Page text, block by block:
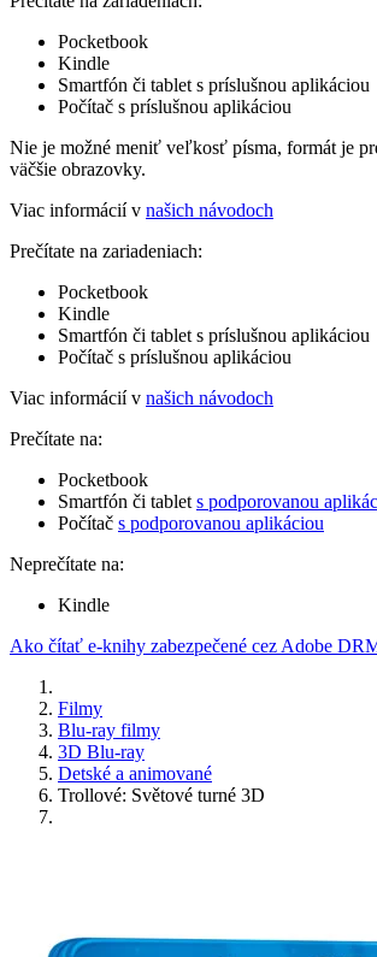
Pocketbook
Kindle
Smartfón či tablet s príslušnou aplikáciou
Počítač s príslušnou aplikáciou
Nie je možné meniť veľkosť písma, formát je
väčšie obrazovky.
Viac informácií v našich návodoch
Prečítate na zariadeniach:
Pocketbook
Kindle
Smartfón či tablet s príslušnou aplikáciou
Počítač s príslušnou aplikáciou
Viac informácií v našich návodoch
Prečítate na:
Pocketbook
Smartfón či tablet s podporovanou
Počítač s podporovanou aplikáciou
Neprečítate na:
Kindle
Ako čítať e-knihy zabezpečené cez Adobe
Filmy
Blu-ray filmy
3D Blu-ray
Detské a animované
Trollové: Světové turné 3D